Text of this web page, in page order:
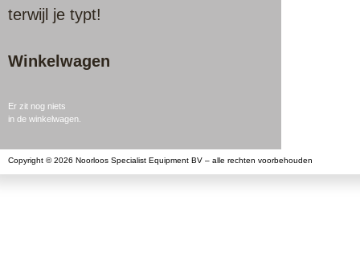
terwijl je typt!
Winkelwagen
Er zit nog niets
in de winkelwagen.
Copyright © 2026 Noorloos Specialist Equipment BV – alle rechten voorbehouden